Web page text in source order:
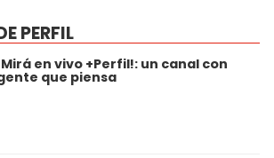
PERFIL
en vivo +Perfil!: un canal con
que piensa